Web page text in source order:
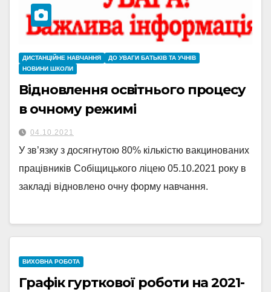
ДИСТАНЦІЙНЕ НАВЧАННЯ
ДО УВАГИ БАТЬКІВ ТА УЧНІВ
НОВИНИ ШКОЛИ
Відновлення освітнього процесу
в очному режимі
04.10.2021
У зв’язку з досягнутою 80% кількістю вакцинованих
працівників Собіщицького ліцею 05.10.2021 року в
закладі відновлено очну форму навчання.
ВИХОВНА РОБОТА
Графік гурткової роботи на 2021-